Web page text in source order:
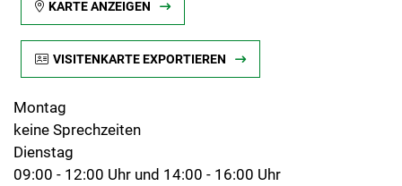
KARTE ANZEIGEN
VISITENKARTE EXPORTIEREN
Montag
keine Sprechzeiten
Dienstag
09:00 - 12:00 Uhr und 14:00 - 16:00 Uhr